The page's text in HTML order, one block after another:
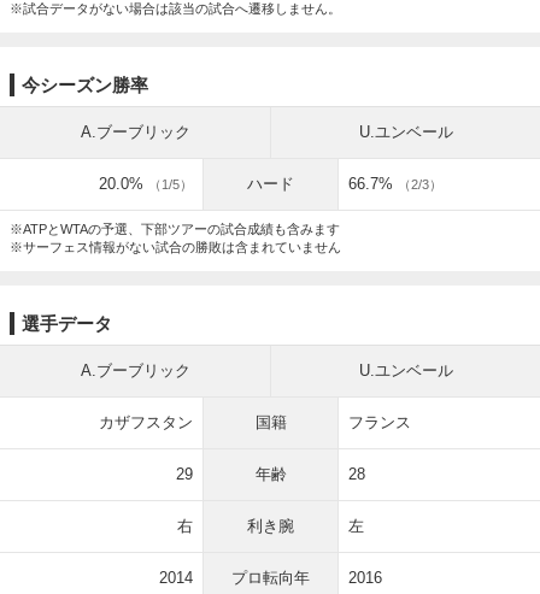
※試合データがない場合は該当の試合へ遷移しません。
今シーズン勝率
A.ブーブリック U.ユンベール
20.0% （1/5） ハード 66.7% （2/3）
※ATPとWTAの予選、下部ツアーの試合成績も含みます
※サーフェス情報がない試合の勝敗は含まれていません
選手データ
A.ブーブリック U.ユンベール
カザフスタン 国籍 フランス
29 年齢 28
右 利き腕 左
2014 プロ転向年 2016